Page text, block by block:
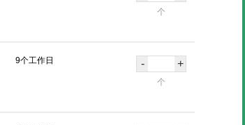
个
9个工作日 - +
个